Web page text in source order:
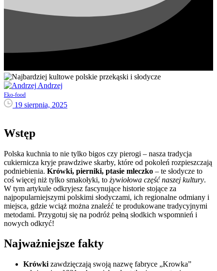
Andrzej
Eko-food
19 sierpnia, 2025
Wstęp
Polska kuchnia to nie tylko bigos czy pierogi – nasza tradycja
cukiernicza kryje prawdziwe skarby, które od pokoleń rozpieszczają
podniebienia. Krówki, pierniki, ptasie mleczko – te słodycze to
coś więcej niż tylko smakołyki, to żywiołowa część naszej kultury.
W tym artykule odkryjesz fascynujące historie stojące za
najpopularniejszymi polskimi słodyczami, ich regionalne odmiany i
miejsca, gdzie wciąż można znaleźć te produkowane tradycyjnymi
metodami. Przygotuj się na podróż pełną słodkich wspomnień i
nowych odkryć!
Najważniejsze fakty
Krówki zawdzięczają swoją nazwę fabryce „Krowka”